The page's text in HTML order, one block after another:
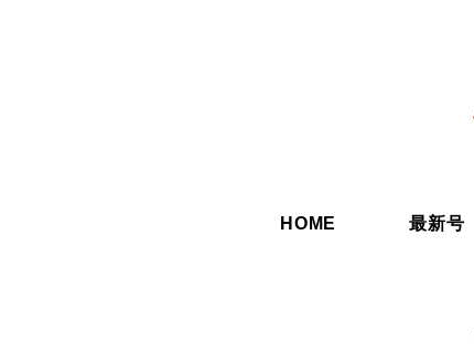
HOME 最新号